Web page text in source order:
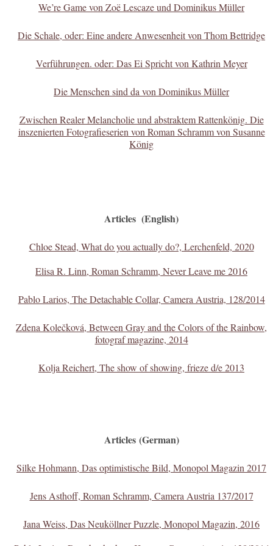
We’re Game von Zoë Lescaze und Dominikus Müller
Die Schale, oder: Eine andere Anwesenheitvon Thom Bettridge
Verführungen. oder: Das Ei Spricht von Kathrin Meyer
Die Menschen sind da von Dominikus Müller
Zwischen Realer Melancholie und abstraktem Rattenkönig. Die
inszenierten Fotografieserien von Roman Schramm von Susanne
König
Articles (English)
Chloe Stead, What do you actually do?, Lerchenfeld, 2020
Elisa R. Linn, Roman Schramm, Never Leave me 2016
Pablo Larios, The Detachable Collar, Camera Austria, 128/2014
Zdena Kolečková, Between Gray and the Colors of the Rainbow,
fotograf magazine, 2014
Kolja Reichert, The show of showing, frieze d/e 2013
Articles(German)
Silke Hohmann, Das optimistische Bild, Monopol Magazin 2017
Jens Asthoff, Roman Schramm, Camera Austria 137/2017
Jana Weiss, Das Neuköllner Puzzle, Monopol Magazin, 2016